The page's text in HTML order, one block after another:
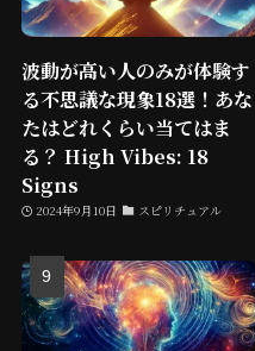
波動が高い人のみが体験す
る不思議な現象18選！あな
たはどれくらい当てはま
る？ High Vibes: 18
Signs
2024年9月10日 スピリチュアル